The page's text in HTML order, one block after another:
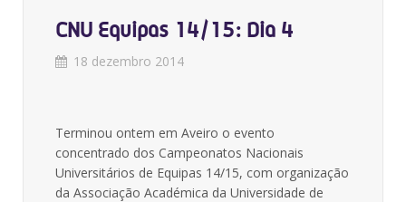
CNU Equipas 14/15: Dia 4
18 dezembro 2014
Terminou ontem em Aveiro o evento
concentrado dos Campeonatos Nacionais
Universitários de Equipas 14/15, com organização
da Associação Académica da Universidade de